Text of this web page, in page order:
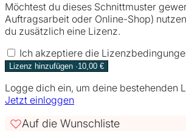
Möchtest du dieses Schnittmuster
Auftragsarbeit oder Online-Shop)
du zusätzlich eine Lizenz.
Ich akzeptiere die
Lizenz hinzufügen ·10,00 €
Logge dich ein, um deine bestehenden
Jetzt einloggen
Auf die Wunschliste